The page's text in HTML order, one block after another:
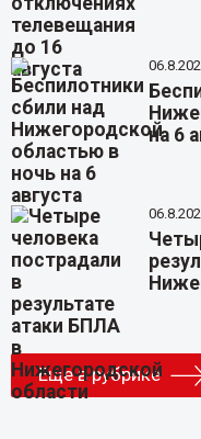
на 6
Еще в рубрике